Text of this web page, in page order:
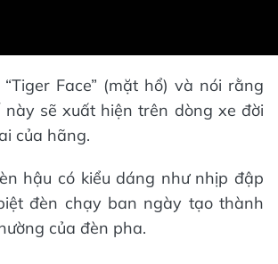
Face” (mặt hổ) và nói rằng
này sẽ xuất hiện trên dòng xe đời
của hãng.
hậu có kiểu dáng như nhịp đập
đèn chạy ban ngày tạo thành
của đèn pha.